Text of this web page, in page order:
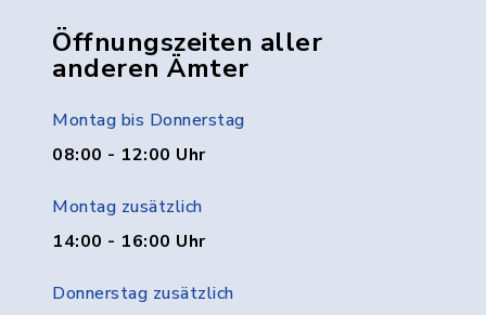
Öffnungszeiten aller
anderen Ämter
Montag bis Donnerstag
08:00 - 12:00 Uhr
Montag zusätzlich
14:00 - 16:00 Uhr
Donnerstag zusätzlich